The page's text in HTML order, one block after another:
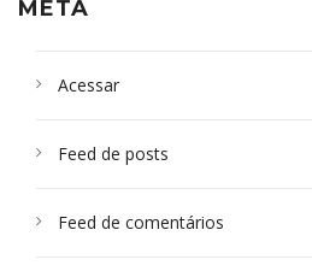
META
Acessar
Feed de posts
Feed de comentários